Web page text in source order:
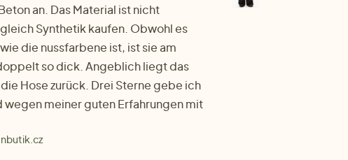
an. Das Material ist nicht
Synthetik kaufen. Obwohl es
die nussfarbene ist, ist sie am
so dick. Angeblich liegt das
Hose zurück. Drei Sterne gebe ich
wegen meiner guten Erfahrungen mit